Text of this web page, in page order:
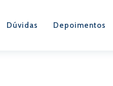
Dúvidas Depoimentos